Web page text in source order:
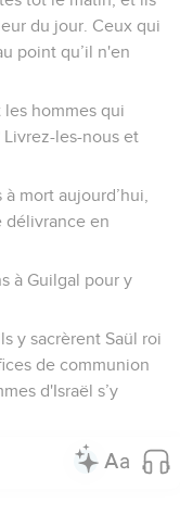
du jour. Ceux qui
point qu’il n'en
les hommes qui
Livrez-les-nous et
mort aujourd’hui,
délivrance en
à Guilgal pour y
y sacrèrent Saül roi
de communion
d'Israël s’y